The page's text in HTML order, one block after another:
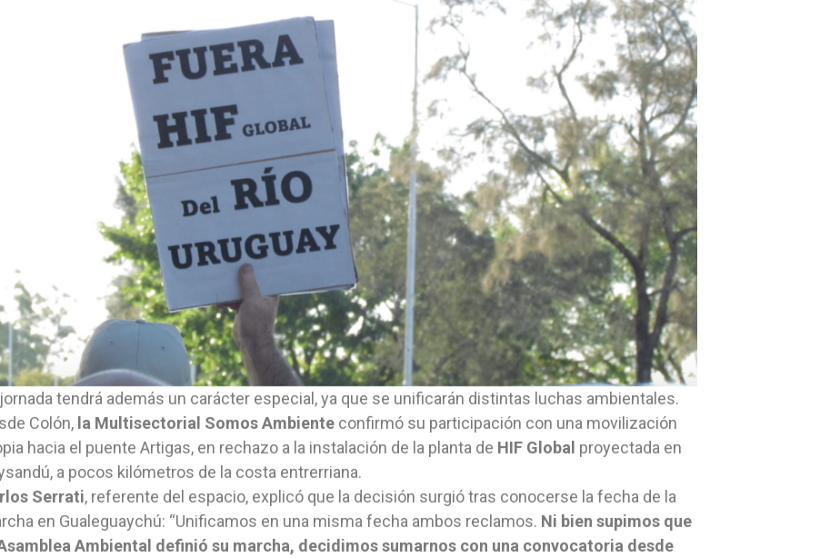
tendrá además un carácter especial, ya que se unificarán distintas luchas ambientales.
Colón, la Multisectorial Somos Ambiente confirmó su participación con una movilización
hacia el puente Artigas, en rechazo a la instalación de la planta de HIF Global proyectada en
a pocos kilómetros de la costa entrerriana.
Serrati, referente del espacio, explicó que la decisión surgió tras conocerse la fecha de la
en Gualeguaychú: “Unificamos en una misma fecha ambos reclamos. Ni bien supimos que
Ambiental definió su marcha, decidimos sumarnos con una convocatoria desde